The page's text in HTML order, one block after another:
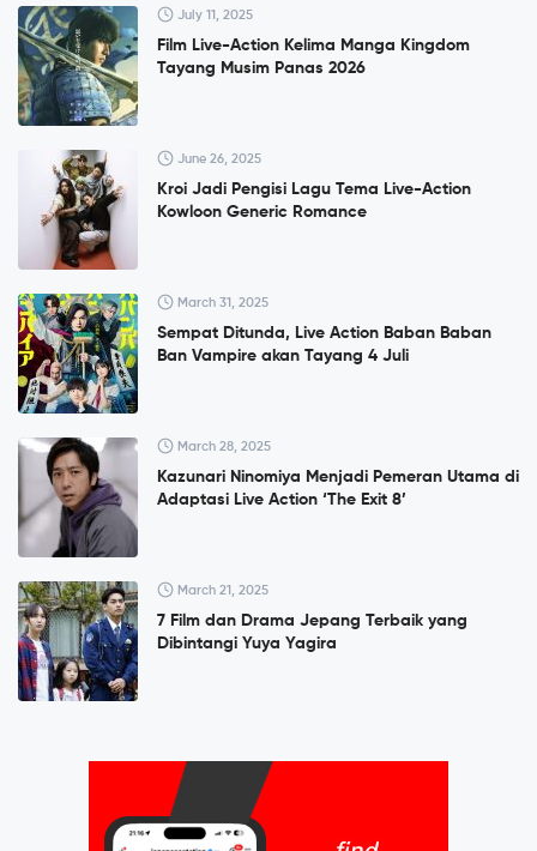
July 11, 2025
Film Live-Action Kelima Manga Kingdom
Tayang Musim Panas 2026
June 26, 2025
Kroi Jadi Pengisi Lagu Tema Live-Action
Kowloon Generic Romance
March 31, 2025
Sempat Ditunda, Live Action Baban Baban
Ban Vampire akan Tayang 4 Juli
March 28, 2025
Kazunari Ninomiya Menjadi Pemeran Utama di
Adaptasi Live Action ‘The Exit 8’
March 21, 2025
7 Film dan Drama Jepang Terbaik yang
Dibintangi Yuya Yagira